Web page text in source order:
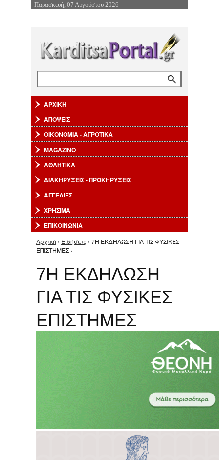
Επιστροφή στην Πλοήγηση
Παρασκευή, 07 Αυγούστου 2026
ΑΡΧΙΚΗ
ΑΠΟΨΕΙΣ
ΟΙΚΟΝΟΜΙΑ - ΑΓΡΟΤΙΚΑ
MAGAZINO
ΑΘΛΗΤΙΚΑ
ΔΙΑΚΗΡΥΞΕΙΣ - ΠΡΟΚΗΡΥΞΕΙΣ
ΑΓΓΕΛΙΕΣ
ΧΡΗΣΙΜΑ
ΕΠΙΚΟΙΝΩΝΙΑ
Είστε εδώ
Αρχική › Ειδήσεις › 7Η ΕΚΔΗΛΩΣΗ ΓΙΑ ΤΙΣ ΦΥΣΙΚΕΣ
ΕΠΙΣΤΗΜΕΣ ›
7Η ΕΚΔΗΛΩΣΗ
ΓΙΑ ΤΙΣ ΦΥΣΙΚΕΣ
ΕΠΙΣΤΗΜΕΣ